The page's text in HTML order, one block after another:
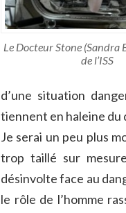
Le Docteur Stone (Sandra
de l’ISS
d’une situation
tiennent en haleine du
Je serai un peu plus
trop taillé sur
désinvolte face au
le rôle de l’homme